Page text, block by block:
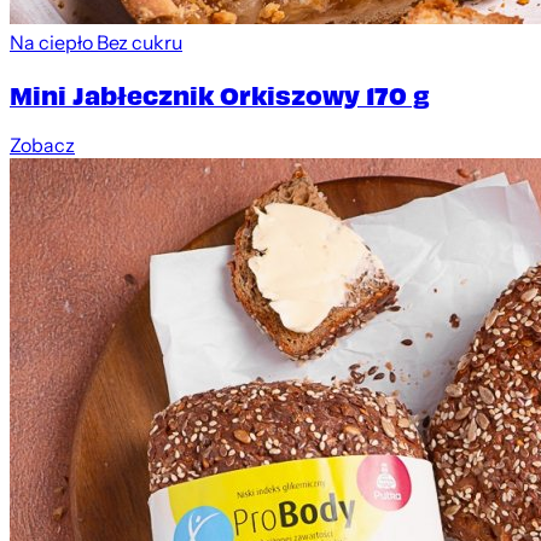
Na ciepłoBez cukru
Mini Jabłecznik Orkiszowy 170 g
Zobacz